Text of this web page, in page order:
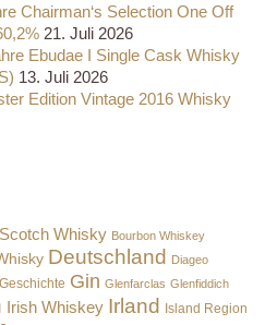
Chairman‘s Selection One Off
21. Juli 2026
Ebudae I Single Cask Whisky
13. Juli 2026
Edition Vintage 2016 Whisky
Whisky Bourbon Whiskey
Deutschland Diageo
Geschichte Gin Glenfarclas Glenfiddich
Irish Whiskey Irland Island Region